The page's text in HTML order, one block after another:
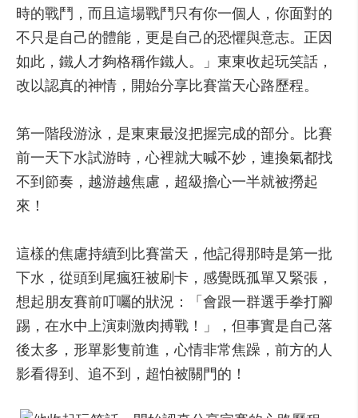
時的戰鬥，而且這場戰鬥只有你一個人，你面對的
不只是自己的體能，更是自己的恐懼與意志。正因
如此，鐵人才夠格稱作鐵人。」東東收起玩笑話，
改以認真的神情，開始分享比賽當天心路歷程。
第一階段游泳，是東東最沒把握完成的部分。比賽
前一天下水試游時，心裡就大喊不妙，連換氣都找
不到節奏，越游越焦慮，超級擔心一半就被撈起
來！
這樣的焦慮持續到比賽當天，他記得那時是第一批
下水，從頭到尾瘋狂被刷卡，感覺既孤單又緊張，
想起朋友賽前叮囑的狀況：「會跟一群選手拳打腳
踢，在水中上演刺激肉搏戰！」，但事實是自己落
後太多，形單影隻前進，心情非常焦躁，前方的人
影看得到、追不到，超怕被關門的！